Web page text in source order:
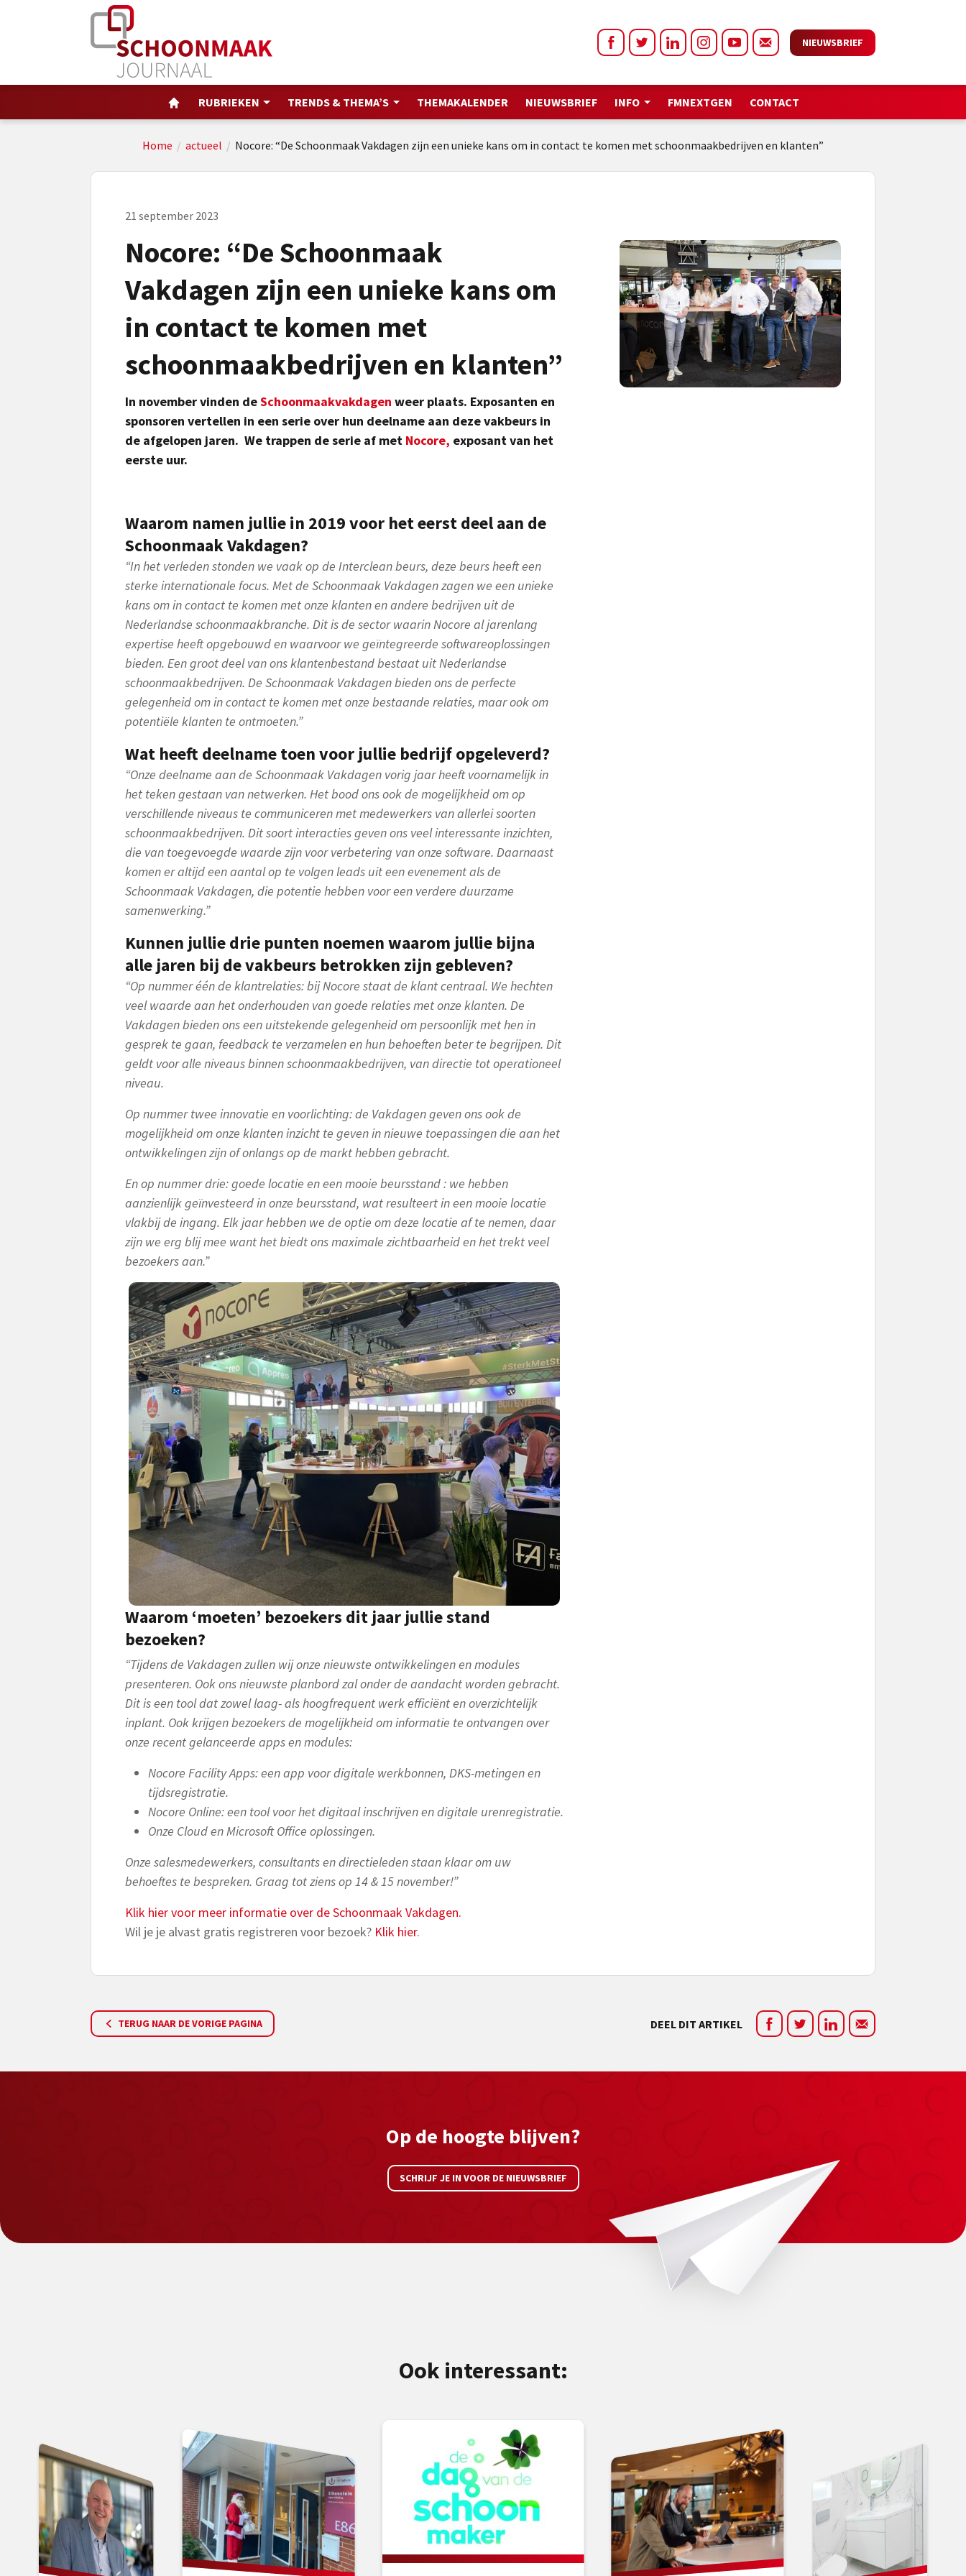
NIEUWSBRIEF
RUBRIEKEN TRENDS & THEMA’S THEMAKALENDER NIEUWSBRIEF INFO FMNEXTGEN CONTACT
Home / actueel / Nocore: “De Schoonmaak Vakdagen zijn een unieke kans om in contact te komen met schoonmaakbedrijven en klanten”
21 september 2023
Nocore: “De Schoonmaak
Vakdagen zijn een unieke kans om
in contact te komen met
schoonmaakbedrijven en klanten”
In november vinden deSchoonmaakvakdagen weer plaats. Exposanten en
sponsoren vertellen in een serie over hun deelname aan deze vakbeurs in
de afgelopen jaren. We trappen de serie af met Nocore, exposant van het
eerste uur.
Waarom namen jullie in 2019 voor het eerst deel aan de
Schoonmaak Vakdagen?
“In het verleden stonden we vaak op de Interclean beurs, deze beurs heeft een
sterke internationale focus. Met de Schoonmaak Vakdagen zagen we een unieke
kans om in contact te komen met onze klanten en andere bedrijven uit de
Nederlandse schoonmaakbranche. Dit is de sector waarin Nocore al jarenlang
expertise heeft opgebouwd en waarvoor we geïntegreerde softwareoplossingen
bieden. Een groot deel van ons klantenbestand bestaat uit Nederlandse
schoonmaakbedrijven. De Schoonmaak Vakdagen bieden ons de perfecte
gelegenheid om in contact te komen met onze bestaande relaties, maar ook om
potentiële klanten te ontmoeten.”
Wat heeft deelname toen voor jullie bedrijf opgeleverd?
“Onze deelname aan de Schoonmaak Vakdagen vorig jaar heeft voornamelijk in
het teken gestaan van netwerken. Het bood ons ook de mogelijkheid om op
verschillende niveaus te communiceren met medewerkers van allerlei soorten
schoonmaakbedrijven. Dit soort interacties geven ons veel interessante inzichten,
die van toegevoegde waarde zijn voor verbetering van onze software. Daarnaast
komen er altijd een aantal op te volgen leads uit een evenement als de
Schoonmaak Vakdagen, die potentie hebben voor een verdere duurzame
samenwerking.”
Kunnen jullie drie punten noemen waarom jullie bijna
alle jaren bij de vakbeurs betrokken zijn gebleven?
“Op nummer één de klantrelaties: bij Nocore staat de klant centraal. We hechten
veel waarde aan het onderhouden van goede relaties met onze klanten. De
Vakdagen bieden ons een uitstekende gelegenheid om persoonlijk met hen in
gesprek te gaan, feedback te verzamelen en hun behoeften beter te begrijpen. Dit
geldt voor alle niveaus binnen schoonmaakbedrijven, van directie tot operationeel
niveau.
Op nummer twee innovatie en voorlichting: de Vakdagen geven ons ook de
mogelijkheid om onze klanten inzicht te geven in nieuwe toepassingen die aan het
ontwikkelingen zijn of onlangs op de markt hebben gebracht.
En op nummer drie: goede locatie en een mooie beursstand : we hebben
aanzienlijk geïnvesteerd in onze beursstand, wat resulteert in een mooie locatie
vlakbij de ingang. Elk jaar hebben we de optie om deze locatie af te nemen, daar
zijn we erg blij mee want het biedt ons maximale zichtbaarheid en het trekt veel
bezoekers aan.”
Waarom ‘moeten’ bezoekers dit jaar jullie stand
bezoeken?
“Tijdens de Vakdagen zullen wij onze nieuwste ontwikkelingen en modules
presenteren. Ook ons nieuwste planbord zal onder de aandacht worden gebracht.
Dit is een tool dat zowel laag- als hoogfrequent werk efficiënt en overzichtelijk
inplant. Ook krijgen bezoekers de mogelijkheid om informatie te ontvangen over
onze recent gelanceerde apps en modules:
Nocore Facility Apps: een app voor digitale werkbonnen, DKS-metingen en
tijdsregistratie.
Nocore Online: een tool voor het digitaal inschrijven en digitale urenregistratie.
Onze Cloud en Microsoft Office oplossingen.
Onze salesmedewerkers, consultants en directieleden staan klaar om uw
behoeftes te bespreken. Graag tot ziens op 14 & 15 november!”
Klik hier voor meer informatie over de Schoonmaak Vakdagen.
Wil je je alvast gratis registreren voor bezoek? Klik hier.
TERUG NAAR DE VORIGE PAGINA DEEL DIT ARTIKEL
Op de hoogte blijven?
SCHRIJF JE IN VOOR DE NIEUWSBRIEF
Ook interessant: